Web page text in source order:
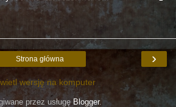
›
Strona główna
wersję na komputer
przez usługę Blogger.